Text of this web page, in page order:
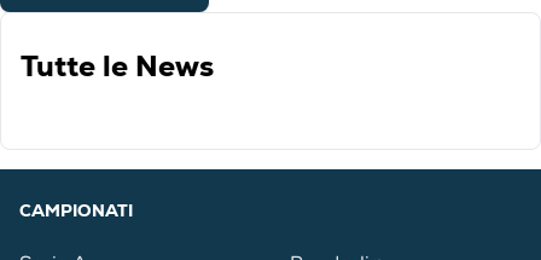
Tutte le News
CAMPIONATI